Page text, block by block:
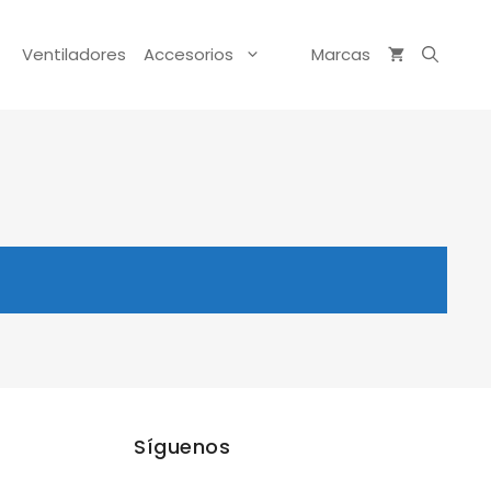
Ventiladores Accesorios Marcas
Síguenos